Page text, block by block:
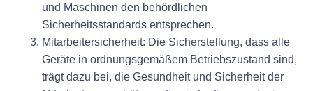
und Maschinen den behördlichen
Sicherheitsstandards entsprechen.
Mitarbeitersicherheit: Die Sicherstellung, dass alle
Geräte in ordnungsgemäßem Betriebszustand sind,
trägt dazu bei, die Gesundheit und Sicherheit der